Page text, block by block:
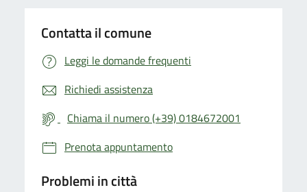
Contatta il comune
Leggi le domande frequenti
Richiedi assistenza
Chiama il numero (+39) 0184672001
Prenota appuntamento
Problemi in città